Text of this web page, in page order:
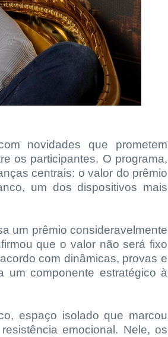
novidades que prometem
os participantes. O programa,
centrais: o valor do prêmio
um dos dispositivos mais
um prêmio consideravelmente
que o valor não será fixo
com dinâmicas, provas e
um componente estratégico à
espaço isolado que marcou
emocional. Nele, os